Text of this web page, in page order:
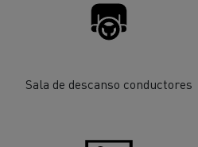
Sala de descanso conductores